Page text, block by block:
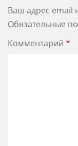
Ваш адрес email
Обязательные
Комментарий *